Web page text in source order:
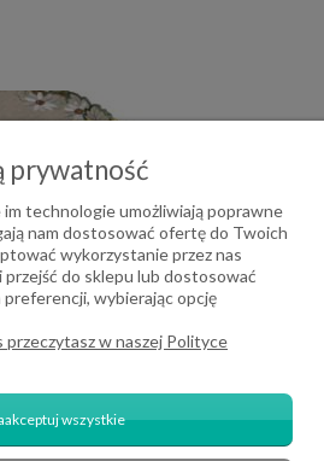
cm słoneczniki beż
prywatność
technologie umożliwiają poprawne
nam dostosować ofertę do Twoich
wykorzystanie przez nas
do sklepu lub dostosować
wybierając opcję
przeczytasz w naszej Polityce
wszystkie